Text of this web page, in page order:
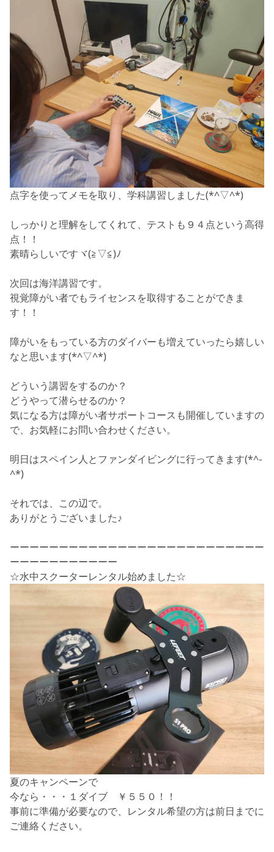
点字を使ってメモを取り、学科講習しました(*^▽^*)
しっかりと理解をしてくれて、テストも９４点という高得
点！！
素晴らしいですヾ(≧▽≦)ﾉ
次回は海洋講習です。
視覚障がい者でもライセンスを取得することができま
す！！
障がいをもっている方のダイバーも増えていったら嬉しい
なと思います(*^▽^*)
どういう講習をするのか？
どうやって潜らせるのか？
気になる方は障がい者サポートコースも開催していますの
で、お気軽にお問い合わせください。
明日はスペイン人とファンダイビングに行ってきます(*^-
^*)
それでは、この辺で。
ありがとうございました♪
ーーーーーーーーーーーーーーーーーーーーーーーーーー
ーーーーーーーーーーー
☆水中スクーターレンタル始めました☆
夏のキャンペーンで
今なら・・・１ダイブ ￥５５０！！
事前に準備が必要なので、レンタル希望の方は前日までに
ご連絡ください。